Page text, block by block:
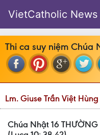
VietCatholic News
Thi ca suy niệm Chúa
Lm. Giuse Trần Việt Hùng
Chúa Nhật 16